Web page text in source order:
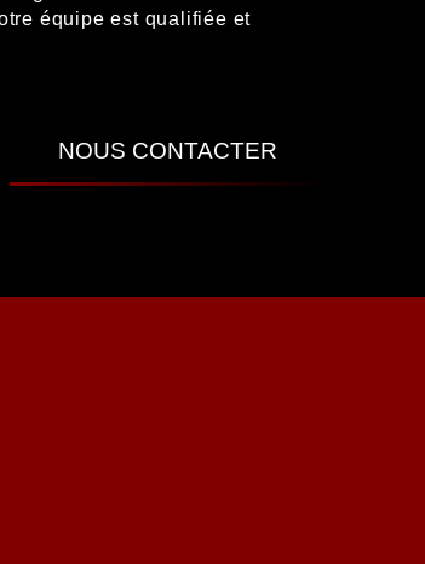
équipe est qualifiée et
NOUS CONTACTER